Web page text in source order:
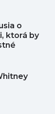
o
ktorá by